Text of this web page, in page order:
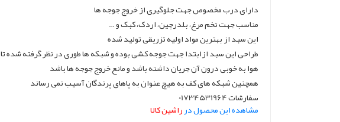
دارای درب مخصوص جهت جلوگیری از خروج جوجه ها
مناسب جهت تخم مرغ، بلدرچین، اردک، کبک و …
این سبد از بهترین مواد اولیه تزریقی تولید شده
طراحی این سبد ازابتدا جهت جوجه کشی بوده و شبکه ها طوری در نظر گرفته شده تا
هوا به خوبی درون آن جریان داشته باشد و مانع خروج جوجه ها باشد
همچنین شبکه های کف به هیچ عنوان به پاهای پرندگان آسیب نمی رساند
سفارشات 01734531964
مشاهده این محصول درراشین کالا